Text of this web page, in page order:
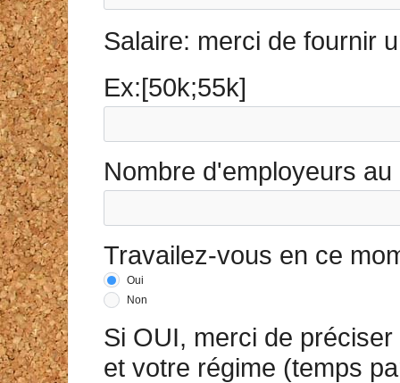
Salaire: merci de fournir
Ex:[50k;55k]
Nombre d'employeurs
Travailez-vous en ce
Oui
Non
Si OUI, merci de
et votre régime (temps